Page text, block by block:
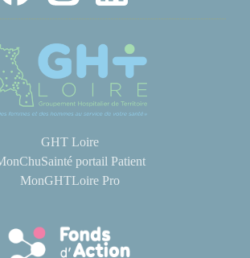
GHT Loire
portail Patient
MonGHTLoire Pro